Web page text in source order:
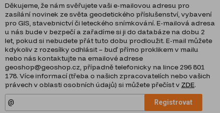
Děkujeme, že nám svěřujete vaši e-mailovou adresu pro
zasílání novinek ze světa geodetického příslušenství, vybavení
pro GIS, stavebnictví či leteckého snímkování. E-mailová adresa
u nás bude v bezpečí a zařadíme si ji do databáze na dobu 2
let, pokud si nebudete přát tuto dobu prodloužit. E-mail můžete
kdykoliv z rozesílky odhlásit – buď přímo proklikem v mailu
nebo nás kontaktujte na emailové adrese
geoshop@geoshop.cz, případně telefonicky na lince 296 801
178. Více informací (třeba o našich zpracovatelích nebo vašich
právech v oblasti osobních údajů) si můžete přečíst v ZDE.
Registrovat